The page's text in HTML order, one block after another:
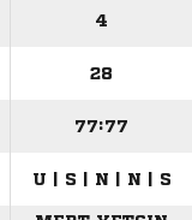
4
28
77:77
U | S | N | N | S